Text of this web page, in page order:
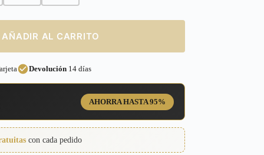
AÑADIR AL CARRITO
Devolución14 días
AHORRA HASTA 95%
con cada pedido